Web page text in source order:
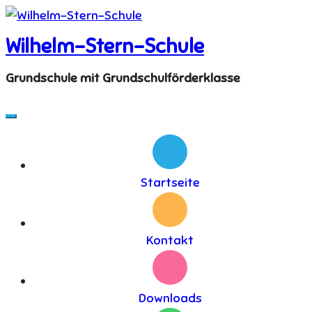
Skip
to
content
Wilhelm-Stern-Schule
Grundschule mit Grundschulförderklasse
Startseite
Kontakt
Downloads